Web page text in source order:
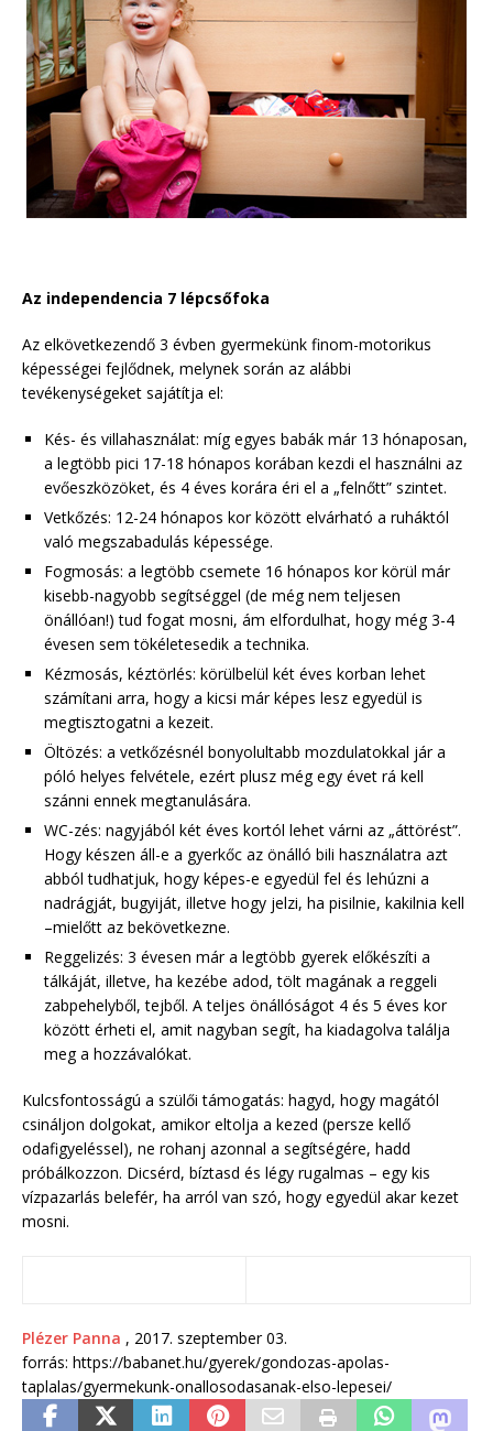
Az independencia 7 lépcsőfoka
Az elkövetkezendő 3 évben gyermekünk finom-motorikus
képességei fejlődnek, melynek során az alábbi
tevékenységeket sajátítja el:
Kés- és villahasználat: míg egyes babák már 13 hónaposan,
a legtöbb pici 17-18 hónapos korában kezdi el használni az
evőeszközöket, és 4 éves korára éri el a „felnőtt” szintet.
Vetkőzés: 12-24 hónapos kor között elvárható a ruháktól
való megszabadulás képessége.
Fogmosás: a legtöbb csemete 16 hónapos kor körül már
kisebb-nagyobb segítséggel (de még nem teljesen
önállóan!) tud fogat mosni, ám elfordulhat, hogy még 3-4
évesen sem tökéletesedik a technika.
Kézmosás, kéztörlés: körülbelül két éves korban lehet
számítani arra, hogy a kicsi már képes lesz egyedül is
megtisztogatni a kezeit.
Öltözés: a vetkőzésnél bonyolultabb mozdulatokkal jár a
póló helyes felvétele, ezért plusz még egy évet rá kell
szánni ennek megtanulására.
WC-zés: nagyjából két éves kortól lehet várni az „áttörést”.
Hogy készen áll-e a gyerkőc az önálló bili használatra azt
abból tudhatjuk, hogy képes-e egyedül fel és lehúzni a
nadrágját, bugyiját, illetve hogy jelzi, ha pisilnie, kakilnia kell
–mielőtt az bekövetkezne.
Reggelizés: 3 évesen már a legtöbb gyerek előkészíti a
tálkáját, illetve, ha kezébe adod, tölt magának a reggeli
zabpehelyből, tejből. A teljes önállóságot 4 és 5 éves kor
között érheti el, amit nagyban segít, ha kiadagolva találja
meg a hozzávalókat.
Kulcsfontosságú a szülői támogatás: hagyd, hogy magától
csináljon dolgokat, amikor eltolja a kezed (persze kellő
odafigyeléssel), ne rohanj azonnal a segítségére, hadd
próbálkozzon. Dicsérd, bíztasd és légy rugalmas – egy kis
vízpazarlás belefér, ha arról van szó, hogy egyedül akar kezet
mosni.
Plézer Panna , 2017. szeptember 03.
forrás: https://babanet.hu/gyerek/gondozas-apolas-
taplalas/gyermekunk-onallosodasanak-elso-lepesei/